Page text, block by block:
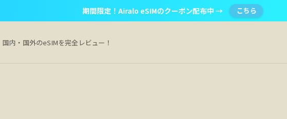
期間限定！Airalo eSIMのクーポン配布中 → こちら
国内・国外のeSIMを完全レビュー！